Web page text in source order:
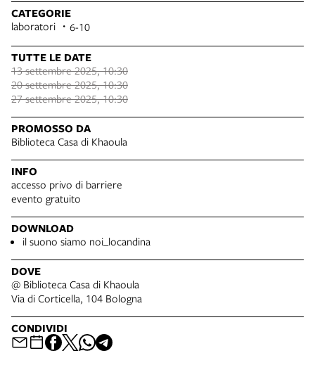
CATEGORIE
laboratori 6-10
TUTTE LE DATE
13 settembre 2025, 10:30
20 settembre 2025, 10:30
27 settembre 2025, 10:30
PROMOSSO DA
Biblioteca Casa di Khaoula
INFO
accesso privo di barriere
evento gratuito
DOWNLOAD
il suono siamo noi_locandina
DOVE
@ Biblioteca Casa di Khaoula
Via di Corticella, 104 Bologna
CONDIVIDI